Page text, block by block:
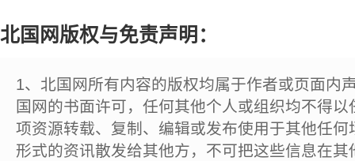
北国网版权与免责声明：
1、北国网所有内容的版权均属于作者或页面内
国网的书面许可，任何其他个人或组织均不得
项资源转载、复制、编辑或发布使用于其他任
形式的资讯散发给其他方，不可把这些信息在